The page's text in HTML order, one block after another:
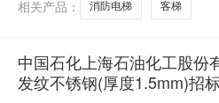
相关产品：
消防电梯 客梯
中国石化上海石油化工股份
发纹不锈钢(厚度1.5mm)招